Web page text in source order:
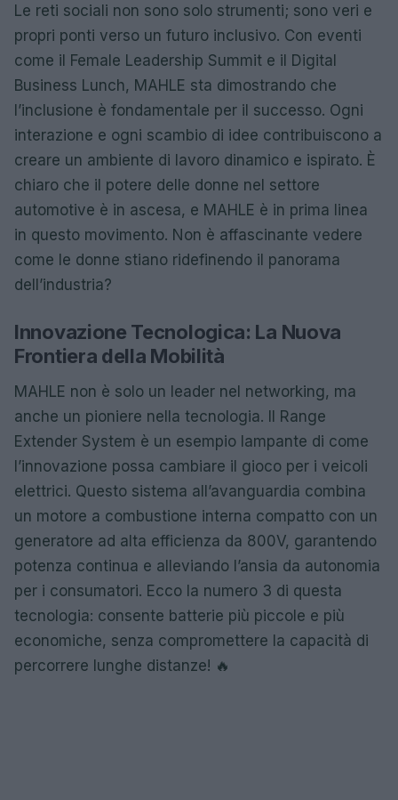
Le reti sociali non sono solo strumenti; sono veri e
propri ponti verso un futuro inclusivo. Con eventi
come il Female Leadership Summit e il Digital
Business Lunch, MAHLE sta dimostrando che
l’inclusione è fondamentale per il successo. Ogni
interazione e ogni scambio di idee contribuiscono a
creare un ambiente di lavoro dinamico e ispirato. È
chiaro che il potere delle donne nel settore
automotive è in ascesa, e MAHLE è in prima linea
in questo movimento. Non è affascinante vedere
come le donne stiano ridefinendo il panorama
dell’industria?
Innovazione Tecnologica: La Nuova
Frontiera della Mobilità
MAHLE non è solo un leader nel networking, ma
anche un pioniere nella tecnologia. Il Range
Extender System è un esempio lampante di come
l’innovazione possa cambiare il gioco per i veicoli
elettrici. Questo sistema all’avanguardia combina
un motore a combustione interna compatto con un
generatore ad alta efficienza da 800V, garantendo
potenza continua e alleviando l’ansia da autonomia
per i consumatori. Ecco la numero 3 di questa
tecnologia: consente batterie più piccole e più
economiche, senza compromettere la capacità di
percorrere lunghe distanze! 🔥